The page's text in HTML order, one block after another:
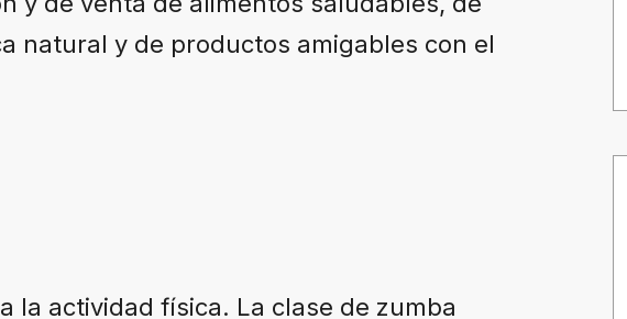
natural y de productos amigables con el
la actividad física. La clase de zumba